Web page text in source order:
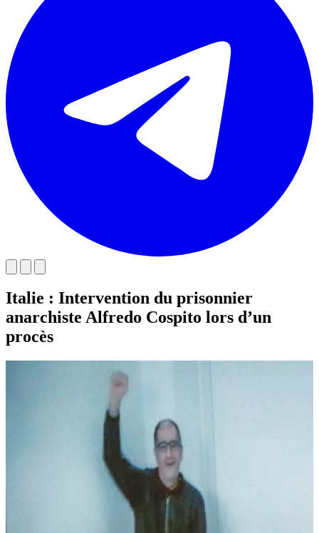
Italie : Intervention du prisonnier
anarchiste Alfredo Cospito lors d’un
procès